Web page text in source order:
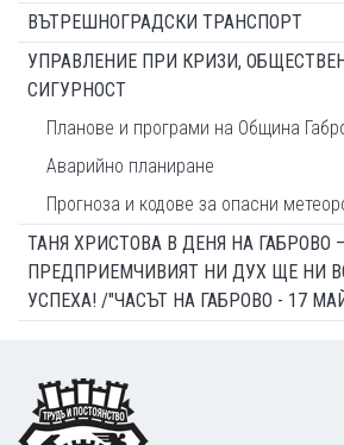
ВЪТРЕШНОГРАДСКИ ТРАНСПОРТ
УПРАВЛЕНИЕ ПРИ КРИЗИ,
СИГУРНОСТ
Планове и програми на Община
Аварийно планиране
Прогноза и кодове за опасни
ТАНЯ ХРИСТОВА В ДЕНЯ НА ГАБРОВО
ПРЕДПРИЕМЧИВИЯТ НИ ДУХ ЩЕ НИ
УСПЕХА! /"ЧАСЪТ НА ГАБРОВО - 17
Footer